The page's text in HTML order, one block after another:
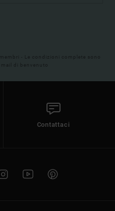
- Le condizioni complete sono
di benvenuto
Contattaci